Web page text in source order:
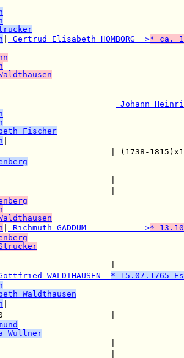
Gertrud Elisabeth HOMBORG  >* ca.
Johann
Fischer
Richmuth GADDUM            >*
WALDTHAUSEN * 15.07.1765
Waldthausen
Wüllner